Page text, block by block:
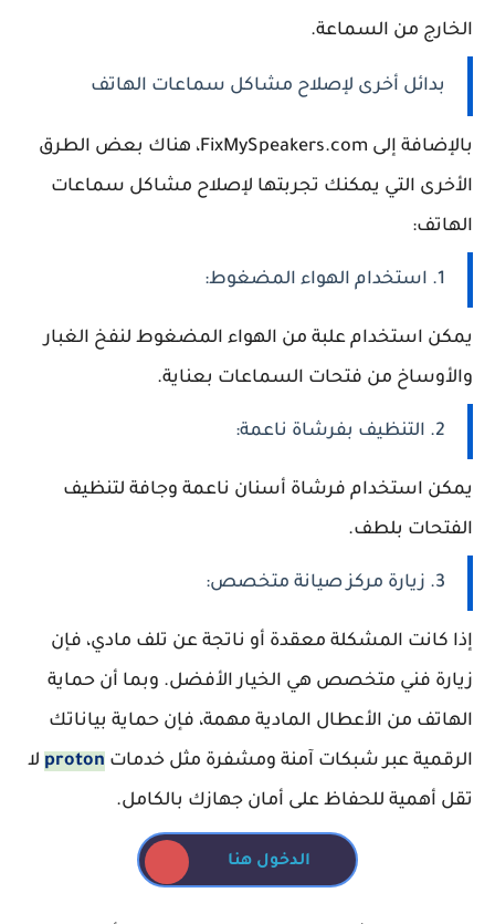
الخارج من السماعة.
بدائل أخرى لإصلاح مشاكل سماعات الهاتف
بالإضافة إلى FixMySpeakers.com، هناك بعض الطرق
الأخرى التي يمكنك تجربتها لإصلاح مشاكل سماعات
الهاتف:
1. استخدام الهواء المضغوط:
يمكن استخدام علبة من الهواء المضغوط لنفخ الغبار
والأوساخ من فتحات السماعات بعناية.
2. التنظيف بفرشاة ناعمة:
يمكن استخدام فرشاة أسنان ناعمة وجافة لتنظيف
الفتحات بلطف.
3. زيارة مركز صيانة متخصص:
إذا كانت المشكلة معقدة أو ناتجة عن تلف مادي، فإن
زيارة فني متخصص هي الخيار الأفضل. وبما أن حماية
الهاتف من الأعطال المادية مهمة، فإن حماية بياناتك
الرقمية عبر شبكات آمنة ومشفرة مثل خدمات proton لا
تقل أهمية للحفاظ على أمان جهازك بالكامل.
الدخول هنا